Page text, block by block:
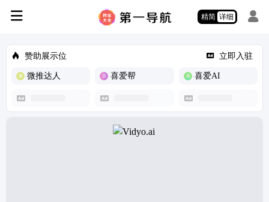
精简 详细
赞助展示位 立即入驻
微推达人 喜爱帮 喜爱AI